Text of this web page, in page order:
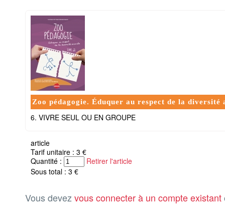
Zoo pédagogie. Éduquer au respect de la diversité
6. VIVRE SEUL OU EN GROUPE
article
Tarif unitaire : 3 €
Quantité :
Retirer l'article
Sous total : 3 €
Vous devez vous connecter à un compte existant